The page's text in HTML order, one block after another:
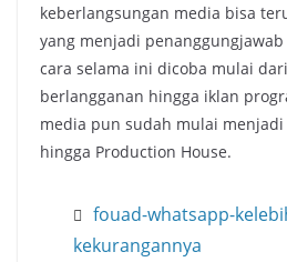
keberlangsungan media bisa
yang menjadi
cara selama ini dicoba mulai
berlangganan hingga iklan
media pun sudah mulai menjadi
hingga Production House.
fouad-whatsapp-
kekurangannya